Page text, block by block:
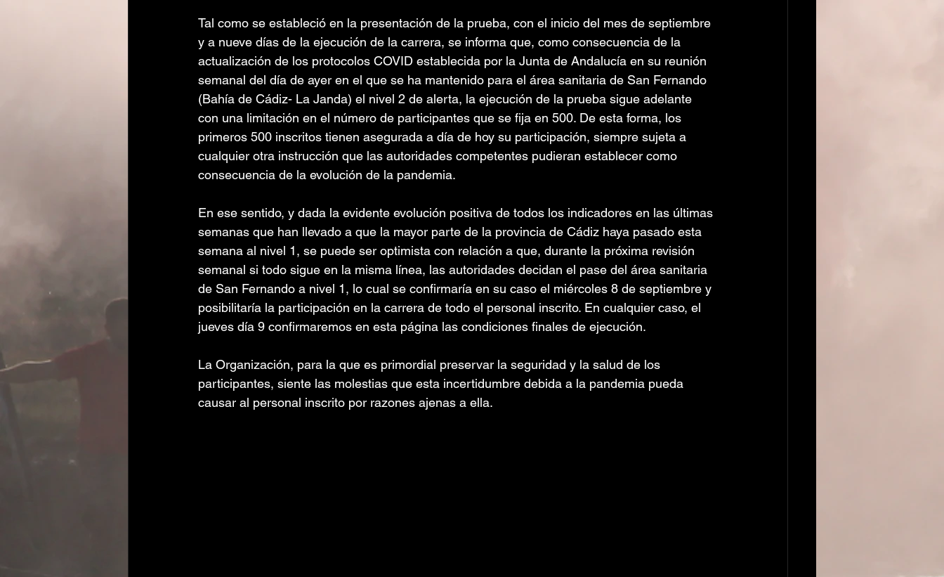
Tal como se estableció en la presentación de la prueba, con el inicio del mes de septiembre
y a nueve días de la ejecución de la carrera, se informa que, como consecuencia de la
actualización de los protocolos COVID establecida por la Junta de Andalucía en su reunión
semanal del día de ayer en el que se ha mantenido para el área sanitaria de San Fernando
(Bahía de Cádiz- La Janda) el nivel 2 de alerta, la ejecución de la prueba sigue adelante
con una limitación en el número de participantes que se fija en 500. De esta forma, los
primeros 500 inscritos tienen asegurada a día de hoy su participación, siempre sujeta a
cualquier otra instrucción que las autoridades competentes pudieran establecer como
consecuencia de la evolución de la pandemia.
En ese sentido, y dada la evidente evolución positiva de todos los indicadores en las últimas
semanas que han llevado a que la mayor parte de la provincia de Cádiz haya pasado esta
semana al nivel 1, se puede ser optimista con relación a que, durante la próxima revisión
semanal si todo sigue en la misma línea, las autoridades decidan el pase del área sanitaria
de San Fernando a nivel 1, lo cual se confirmaría en su caso el miércoles 8 de septiembre y
posibilitaría la participación en la carrera de todo el personal inscrito. En cualquier caso, el
jueves día 9 confirmaremos en esta página las condiciones finales de ejecución.
La Organización, para la que es primordial preservar la seguridad y la salud de los
participantes, siente las molestias que esta incertidumbre debida a la pandemia pueda
causar al personal inscrito por razones ajenas a ella.